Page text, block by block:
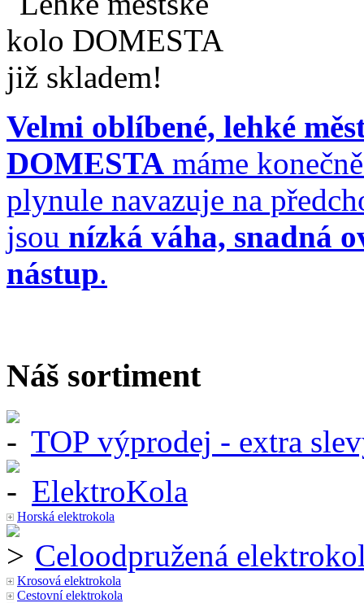
Velmi oblíbené, lehké
DOMESTA máme
plynule navazuje na
jsou nízká váha, snadná
nástup.
Náš sortiment
TOP výprodej - extra
ElektroKola
Horská elektrokola
Celoodpružená
Krosová elektrokola
Cestovní elektrokola